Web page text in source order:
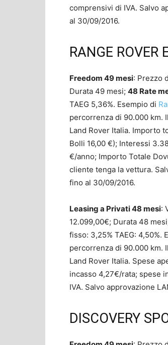
comprensivi di IVA. Salvo
al 30/09/2016.
RANGE ROVER
Freedom 49 mesi: Prezzo
Durata 49 mesi; 48 Rate
TAEG 5,36%. Esempio di
percorrenza di 90.000 km.
Land Rover Italia. Importo
Bolli 16,00 €); Interessi
€/anno; Importo Totale
cliente tenga la vettura.
fino al 30/09/2016.
Leasing a Privati 48 mesi:
12.099,00€; Durata 48
fisso: 3,25% TAEG: 4,50%.
percorrenza di 90.000 km.
Land Rover Italia. Spese
incasso 4,27€/rata; spese
IVA. Salvo approvazione
DISCOVERY